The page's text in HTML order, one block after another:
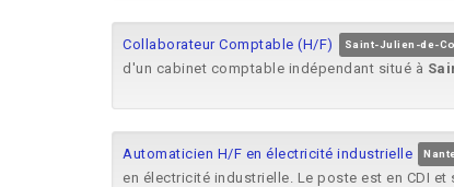
Collaborateur Comptable (H/F) Saint-Julien-de-
d'un cabinet comptable indépendant situé à
Automaticien H/F en électricité industrielle
en électricité industrielle. Le poste est en CDI et